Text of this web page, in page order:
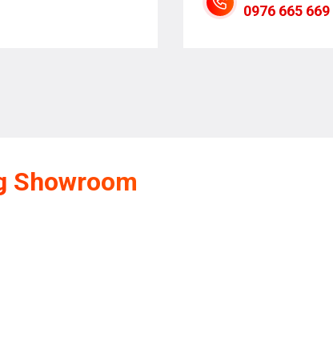
0976 665 669
Showroom